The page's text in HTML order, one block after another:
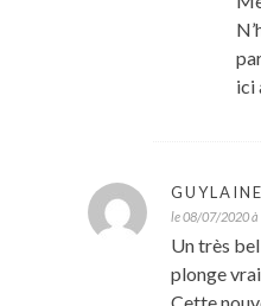
ici
GUYLAINE
le 08/07/2020 à
Un très
plonge
Cette